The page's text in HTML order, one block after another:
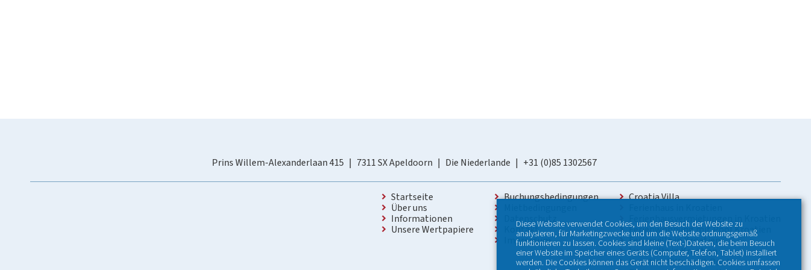
Prins Willem-Alexanderlaan 415 7311 SX Apeldoorn Die Niederlande +31 (0)85 1302567
Startseite
Über uns
Informationen
Unsere Wertpapiere
Buchungsbedingungen
Datenschutz
Kontakt
Impressum
Croatia Villa
Ferienhausvermietungen in Kroatien
Ferienwohnung mit Pool Kroatien
Ferienvilla in Kroatien
Luxusvilla in Kroatien
Kroatien Villen mit Pool
Diese Website verwendet Cookies, um den Besuch der Website zu
analysieren, für Marketingzwecke und um die Website ordnungsgemäß
funktionieren zu lassen. Cookies sind kleine (Text-)Dateien, die beim Besuch
einer Website im Speicher eines Geräts (Computer, Telefon, Tablet) installiert
werden. Die Cookies können das Gerät nicht beschädigen. Cookies umfassen